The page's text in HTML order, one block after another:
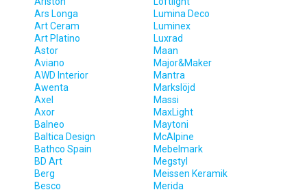
Ars Longa
Art Ceram
Art Platino
Astor
Aviano
AWD Interior
Awenta
Axel
Axor
Balneo
Baltica Design
Bathco Spain
BD Art
Berg
Besco
Lumina Deco
Luminex
Luxrad
Maan
Major&Maker
Mantra
Markslöjd
Massi
MaxLight
Maytoni
McAlpine
Mebelmark
Megstyl
Meissen Keramik
Merida